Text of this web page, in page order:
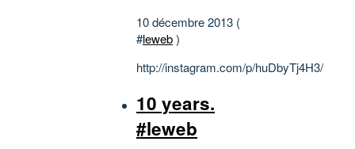
10 décembre 2013 (
#leweb)
http://instagram.com/p/huDbyTj4H3/
10 years.
#leweb